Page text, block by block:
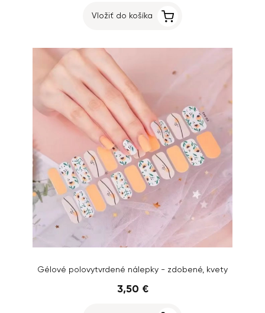
Vložiť do košíka
Gélové polovytvrdené nálepky - zdobené, kvety
3,50 €